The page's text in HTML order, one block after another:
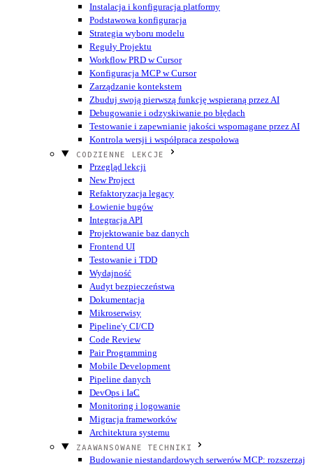
Instalacja i konfiguracja platformy
Podstawowa konfiguracja
Strategia wyboru modelu
Reguły Projektu
Workflow PRD w Cursor
Konfiguracja MCP w Cursor
Zarządzanie kontekstem
Zbuduj swoją pierwszą funkcję wspieraną przez AI
Debugowanie i odzyskiwanie po błędach
Testowanie i zapewnianie jakości wspomagane przez AI
Kontrola wersji i współpraca zespołowa
CODZIENNE LEKCJE
Przegląd lekcji
New Project
Refaktoryzacja legacy
Łowienie bugów
Integracja API
Projektowanie baz danych
Frontend UI
Testowanie i TDD
Wydajność
Audyt bezpieczeństwa
Dokumentacja
Mikroserwisy
Pipeline'y CI/CD
Code Review
Pair Programming
Mobile Development
Pipeline danych
DevOps i IaC
Monitoring i logowanie
Migracja frameworków
Architektura systemu
ZAAWANSOWANE TECHNIKI
Budowanie niestandardowych serwerów MCP: rozszerzaj